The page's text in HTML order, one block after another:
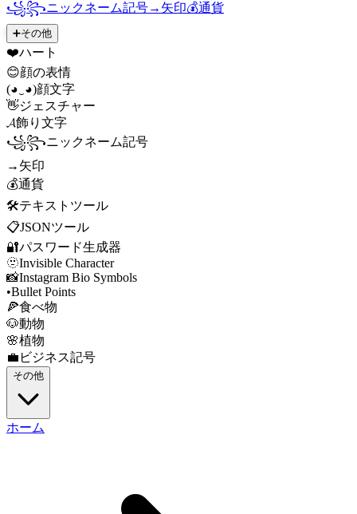
꧁꧂ニックネーム記号→ 矢印💰通貨
➕その他
❤️ハート
😊顔の表情
(◕‿◕)顔文字
👋ジェスチャー
𝓐飾り文字
꧁꧂ニックネーム記号
→ 矢印
💰通貨
🛠️テキストツール
📋JSONツール
🔐パスワード生成器
🫥Invisible Character
📸Instagram Bio Symbols
•Bullet Points
🍕食べ物
🐶動物
🌸植物
💼 ビジネス記号
その他
ホーム